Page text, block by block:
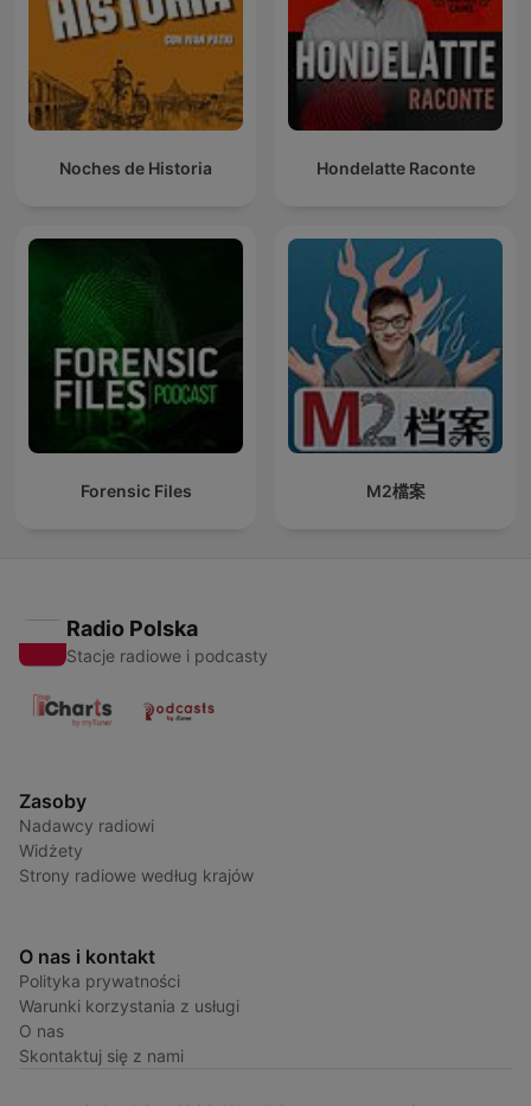
Noches de Historia Hondelatte Raconte
Forensic Files M2檔案
Radio Polska
Stacje radiowe i podcasty
Zasoby
Nadawcy radiowi
Widżety
Strony radiowe według krajów
O nas i kontakt
Polityka prywatności
Warunki korzystania z usługi
O nas
Skontaktuj się z nami